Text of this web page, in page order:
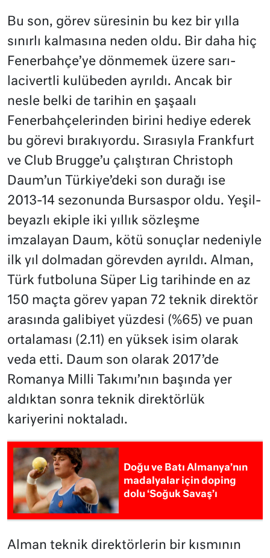
Bu son, görev süresinin bu kez bir yılla
sınırlı kalmasına neden oldu. Bir daha hiç
Fenerbahçe’ye dönmemek üzere sarı-
lacivertli kulübeden ayrıldı. Ancak bir
nesle belki de tarihin en şaşaalı
Fenerbahçelerinden birini hediye ederek
bu görevi bırakıyordu. Sırasıyla Frankfurt
ve Club Brugge’u çalıştıran Christoph
Daum’un Türkiye’deki son durağı ise
2013-14 sezonunda Bursaspor oldu. Yeşil-
beyazlı ekiple iki yıllık sözleşme
imzalayan Daum, kötü sonuçlar nedeniyle
ilk yıl dolmadan görevden ayrıldı. Alman,
Türk futboluna Süper Lig tarihinde en az
150 maçta görev yapan 72 teknik direktör
arasında galibiyet yüzdesi (%65) ve puan
ortalaması (2.11) en yüksek isim olarak
veda etti. Daum son olarak 2017’de
Romanya Milli Takımı’nın başında yer
aldıktan sonra teknik direktörlük
kariyerini noktaladı.
Doğu ve Batı Almanya’nın
madalyalar için doping
dolu ‘Soğuk Savaş’ı
Alman teknik direktörlerin bir kısmının